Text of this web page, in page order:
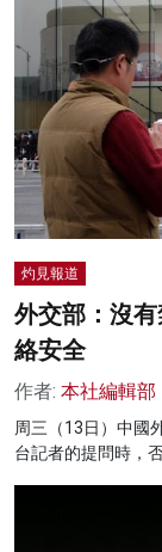
灼見報道
外交部：沒
絡安全
作者: 本社編輯部
周三（13日）中國
台記者的提問時，